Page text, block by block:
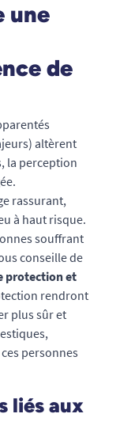
une
de
altèrent
la perception
rassurant,
à haut risque.
souffrant
conseille de
protection et
rendront
plus sûr et
personnes
liés aux